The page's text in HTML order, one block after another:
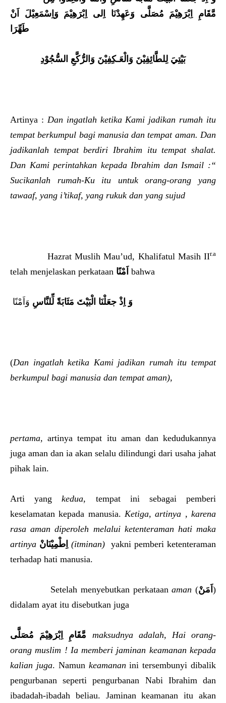
مَّقَامِ اِبْرَهِيْمَ مُصَلَّى وَعَهِدْنَا اِلى اِبْرَهِيْمَ وَاِسْمَعِيْلَ اَنْ
طَهِّرَا
بَيْتِيَ لِلطَّائِفِيْنَ وَالْعَـكِفِيْنَ وَالرُّكَّعِ السُّجُوْدِ
Artinya : Dan ingatlah ketika Kami jadikan rumah itu
tempat berkumpul bagi manusia dan tempat aman. Dan
jadikanlah tempat berdiri Ibrahim itu tempat shalat.
Dan Kami perintahkan kepada Ibrahim dan Ismail :“
Sucikanlah rumah-Ku itu untuk orang-orang yang
tawaaf, yang i’tikaf, yang rukuk dan yang sujud
Hazrat Muslih Mau’ud, Khalifatul Masih IIr.a
telah menjelaskan perkataan اَمْنًا bahwa
وَ اِذْ جعَلْنَا الْبَيْتَ مَثَابَةً لِّلنَّاسِ
(Dan ingatlah ketika Kami jadikan rumah itu tempat
berkumpul bagi manusia dan tempat aman),
pertama, artinya tempat itu aman dan kedudukannya
juga aman dan ia akan selalu dilindungi dari usaha jahat
pihak lain.
Arti yangkedua, tempat ini sebagai pemberi
keselamatan kepada manusia. Ketiga, artinya , karena
rasa aman diperoleh melalui ketenteraman hati maka
artinya اِطْمِيْنَانْ (itminan) yakni pemberi ketenteraman
terhadap hati manusia.
Setelah menyebutkan perkataanaman (اَمَنْ )
didalam ayat itu disebutkan juga
مَّقَامِ اِبْرَهِيْمَ مُصَلَّى
maksudnya adalah, Hai orang-
orang muslim ! Ia memberi jaminan keamanan kepada
kalian juga. Namun keamanan ini tersembunyi dibalik
pengurbanan seperti pengurbanan Nabi Ibrahim dan
ibadadah-ibadah beliau. Jaminan keamanan itu akan